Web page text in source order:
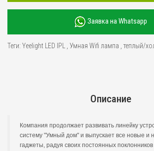
Заявка на Whatsapp
Теги: Yeelight LED IPL Умная Wifi лампа теплый/
Описание
Компания продолжает развивать линейку
систему "Умный дом" и выпускает все новые и
гаджеты, радуя своих постоянных